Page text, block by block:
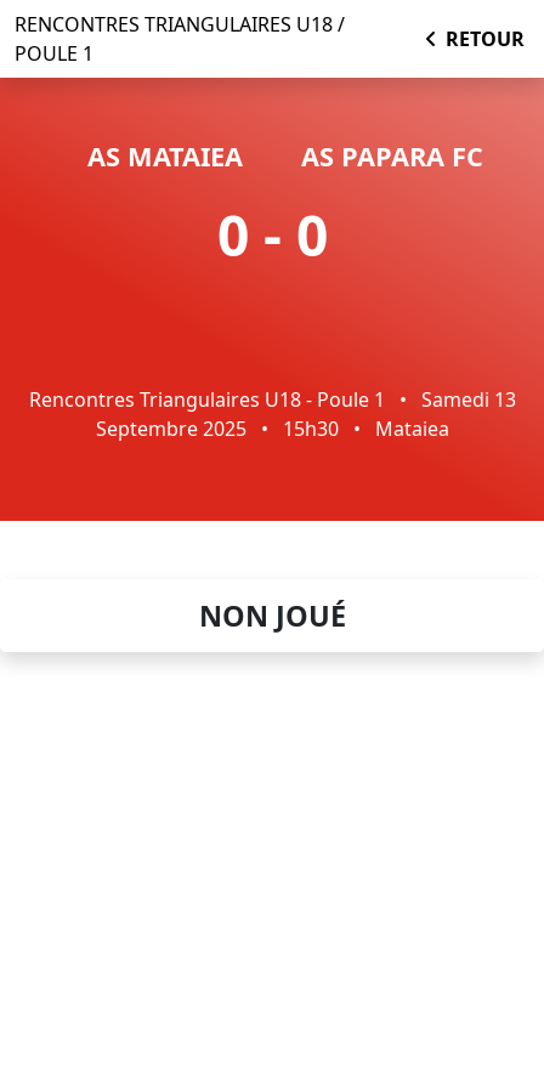
RENCONTRES TRIANGULAIRES U18 /
POULE 1
RETOUR
AS MATAIEA AS PAPARA FC
0 - 0
Rencontres Triangulaires U18 - Poule 1 • Samedi 13
Septembre 2025 • 15h30 • Mataiea
NON JOUÉ